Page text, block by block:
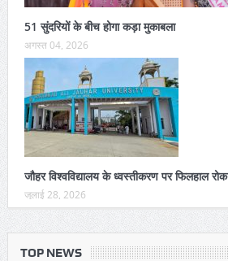
51 सुंदरियों के बीच होगा कड़ा मुकाबला
अगस्त 04, 2026
जौहर विश्वविद्यालय के ध्वस्तीकरण पर फिलहाल रोक
जुलाई 28, 2026
TOP NEWS